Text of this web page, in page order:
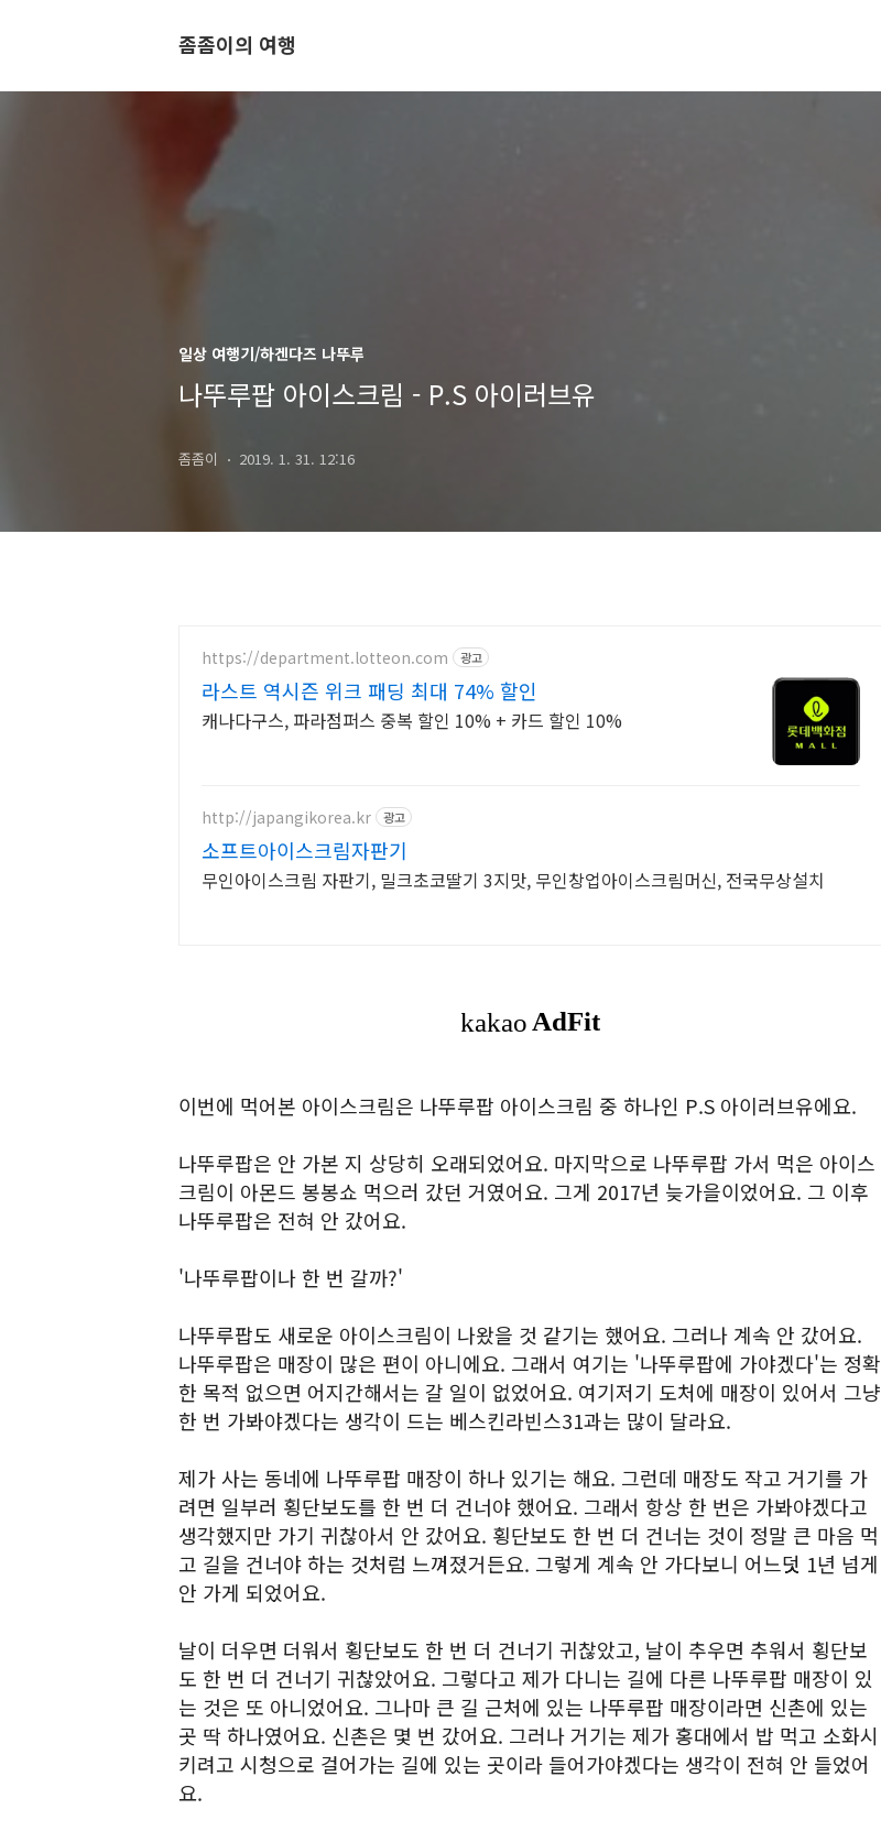
좀좀이의 여행
일상 여행기/하겐다즈 나뚜루
나뚜루팝 아이스크림 - P.S 아이러브유
좀좀이 2019. 1. 31. 12:16
https://department.lotteon.com 광고
라스트 역시즌 위크 패딩 최대 74% 할인
캐나다구스, 파라점퍼스 중복 할인 10% + 카드 할인 10%
http://japangikorea.kr 광고
소프트아이스크림자판기
무인아이스크림 자판기, 밀크초코딸기 3지맛, 무인창업아이스크림머신, 전국무상설치
이번에 먹어본 아이스크림은 나뚜루팝 아이스크림 중 하나인 P.S 아이러브유에요.
나뚜루팝은 안 가본 지 상당히 오래되었어요. 마지막으로 나뚜루팝 가서 먹은 아이스
크림이 아몬드 봉봉쇼 먹으러 갔던 거였어요. 그게 2017년 늦가을이었어요. 그 이후
나뚜루팝은 전혀 안 갔어요.
'나뚜루팝이나 한 번 갈까?'
나뚜루팝도 새로운 아이스크림이 나왔을 것 같기는 했어요. 그러나 계속 안 갔어요.
나뚜루팝은 매장이 많은 편이 아니에요. 그래서 여기는 '나뚜루팝에 가야겠다'는 정확
한 목적 없으면 어지간해서는 갈 일이 없었어요. 여기저기 도처에 매장이 있어서 그냥
한 번 가봐야겠다는 생각이 드는 베스킨라빈스31과는 많이 달라요.
제가 사는 동네에 나뚜루팝 매장이 하나 있기는 해요. 그런데 매장도 작고 거기를 가
려면 일부러 횡단보도를 한 번 더 건너야 했어요. 그래서 항상 한 번은 가봐야겠다고
생각했지만 가기 귀찮아서 안 갔어요. 횡단보도 한 번 더 건너는 것이 정말 큰 마음 먹
고 길을 건너야 하는 것처럼 느껴졌거든요. 그렇게 계속 안 가다보니 어느덧 1년 넘게
안 가게 되었어요.
날이 더우면 더워서 횡단보도 한 번 더 건너기 귀찮았고, 날이 추우면 추워서 횡단보
도 한 번 더 건너기 귀찮았어요. 그렇다고 제가 다니는 길에 다른 나뚜루팝 매장이 있
는 것은 또 아니었어요. 그나마 큰 길 근처에 있는 나뚜루팝 매장이라면 신촌에 있는
곳 딱 하나였어요. 신촌은 몇 번 갔어요. 그러나 거기는 제가 홍대에서 밥 먹고 소화시
키려고 시청으로 걸어가는 길에 있는 곳이라 들어가야겠다는 생각이 전혀 안 들었어
요.